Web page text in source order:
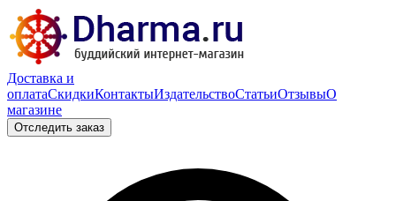
Доставка и
оплатаСкидкиКонтактыИздательствоСтатьиОтзывыО
магазине
Отследить заказ